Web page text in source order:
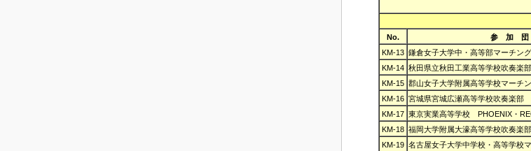
No.
参 加
KM-13 鎌倉女子大学中・高等部マーチン
KM-14 秋田県立秋田工業高等学校吹奏楽
KM-15 郡山女子大学附属高等学校マーチ
KM-16 宮城県宮城広瀬高等学校吹奏楽部
KM-17 東京実業高等学校 PHOENIX・
KM-18 福岡大学附属大濠高等学校吹奏楽部
KM-19 名古屋女子大学中学校・高等学校